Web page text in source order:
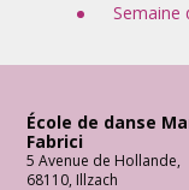
Semaine
École de danse
Fabrici
5 Avenue de Hollande,
68110, Illzach